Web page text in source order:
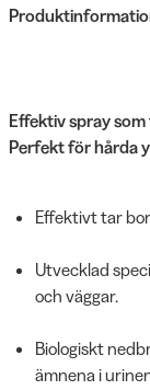
Effektiv spray
Perfekt för hårda
Effektivt tar
Utvecklad
och väggar.
Biologiskt
ämnena i